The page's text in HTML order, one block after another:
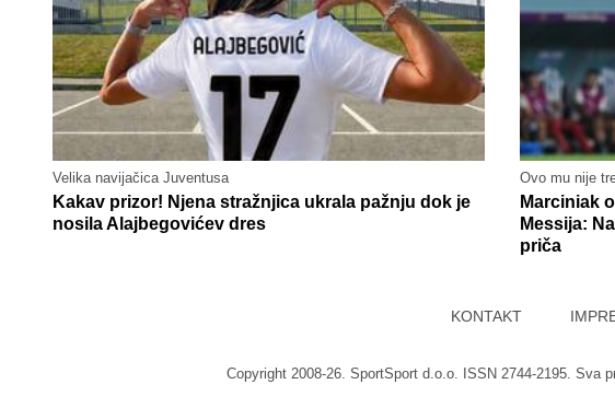
Velika navijačica Juventusa
Kakav prizor! Njena stražnjica ukrala pažnju dok je
nosila Alajbegovićev dres
Ovo mu nije
Marciniak
Messija:
priča
KONTAKT
Copyright 2008-26. SportSport d.o.o. ISSN 2744-2195. Sva